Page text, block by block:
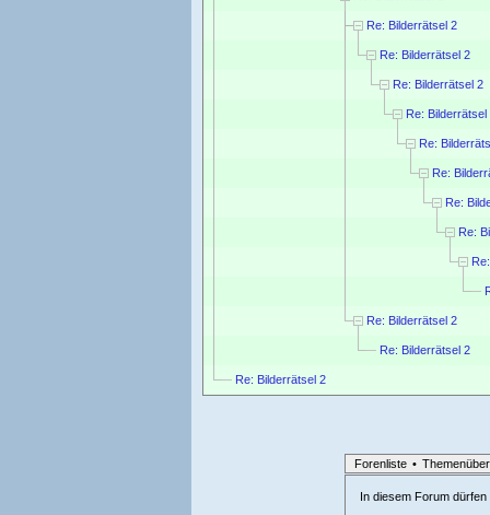
Re: Bilderrätsel 2
Re: Bilderrätsel 2
Re: Bilderrätsel 2
Re: Bilderrätsel
Re:
Re:
Re:
Re:
Re: Bilderrätsel 2
Re: Bilderrätsel 2
Re: Bilderrätsel 2
Forenliste •
In diesem Forum